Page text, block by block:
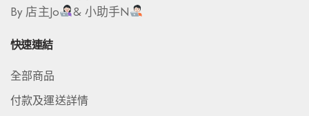
By 店主Jo
& 小助手N
快速連結
全部商品
付款及運送詳情